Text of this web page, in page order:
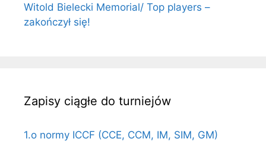
Witold Bielecki Memorial/ Top players –
zakończył się!
Zapisy ciągłe do turniejów
1.o normy ICCF (CCE, CCM, IM, SIM, GM)